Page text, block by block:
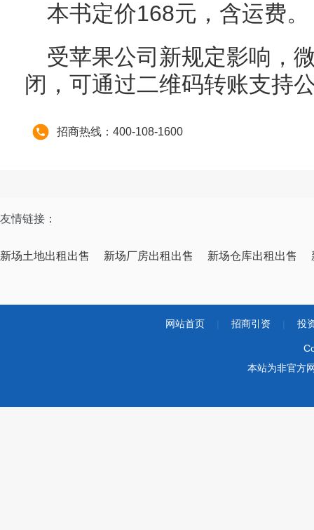
本书定价168元，含运费。
受苹果公司新规定影响，
闭，可通过二维码转账支持
招商热线：400-108-1600
友情链接：
新场土地出租出售 新场厂房出租出售 新场仓库出租出售
网站首页 招商引资 投
本站为非官方